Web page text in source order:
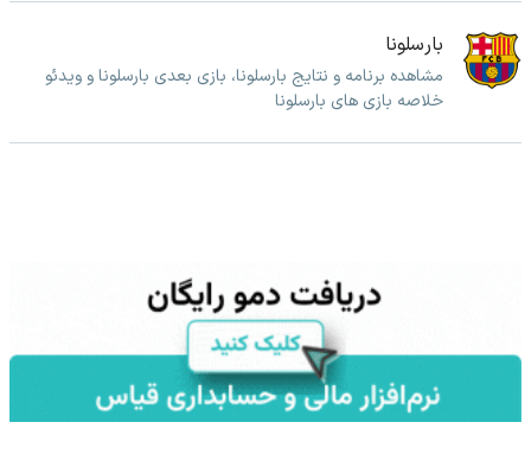
بارسلونا
مشاهده برنامه و نتایج بارسلونا، بازی بعدی بارسلونا و ویدئو
خلاصه بازی های بارسلونا